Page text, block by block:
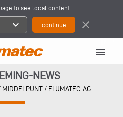
to see local content
expand_more close
menu
NEWS
MIDDELPUNT / ELUMATEC AG